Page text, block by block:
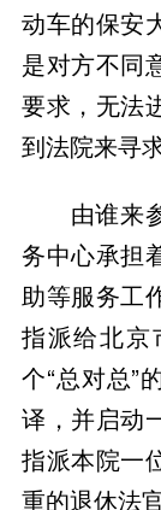
动车的保安
是对方不同
要求，无法
到法院来寻
由谁来
务中心承担
助等服务工
指派给北京
个“总对总”
译，并启动
指派本院一
重的退休法